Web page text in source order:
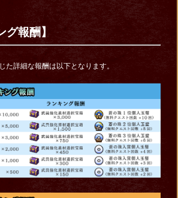
グ報酬】
た詳細な報酬は以下となります。